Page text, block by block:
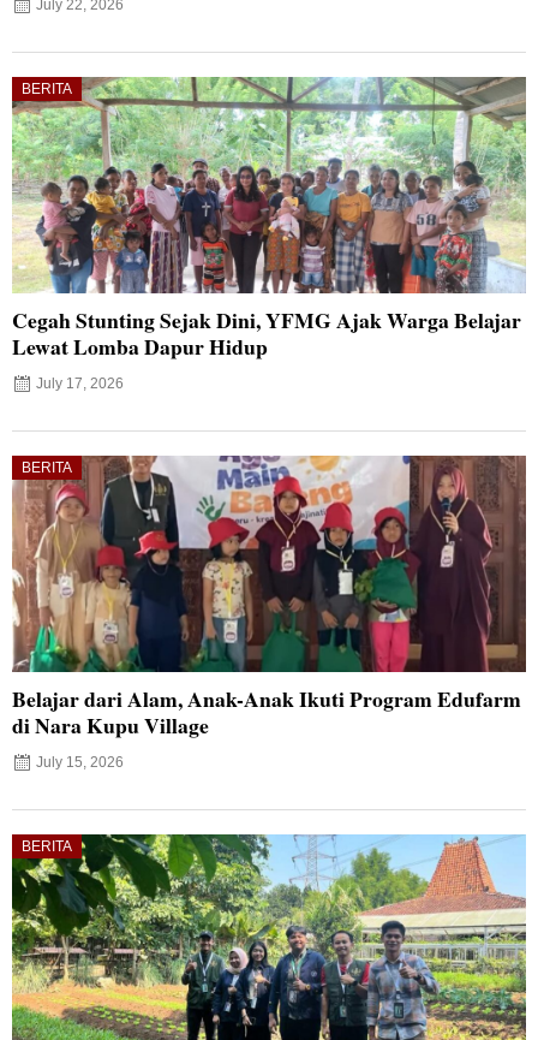
July 22, 2026
BERITA
Cegah Stunting Sejak Dini, YFMG Ajak Warga Belajar
Lewat Lomba Dapur Hidup
July 17, 2026
BERITA
Belajar dari Alam, Anak-Anak Ikuti Program Edufarm
di Nara Kupu Village
July 15, 2026
BERITA